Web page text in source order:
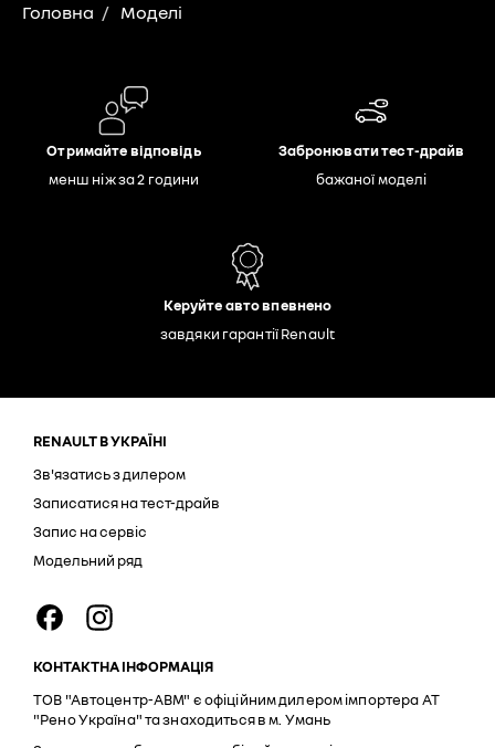
Головна Моделі
Отримайте відповідь
менш ніж за 2 години
Забронювати тест-драйв
бажаної моделі
Керуйте авто впевнено
завдяки гарантії Renault
RENAULT В УКРАЇНІ
Зв'язатись з дилером
Записатися на тест-драйв
Запис на сервіс
Модельний ряд
КОНТАКТНА ІНФОРМАЦІЯ
ТОВ "Автоцентр-АВМ" є офіційним дилером імпортера АТ
"Рено Україна" та знаходиться в м. Умань